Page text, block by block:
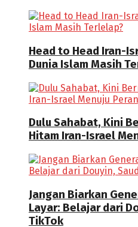
Head to Head Iran-
Dunia Islam Masih
Dulu Sahabat, Kini
Hitam Iran-Israel
Jangan Biarkan
Layar: Belajar dari
TikTok